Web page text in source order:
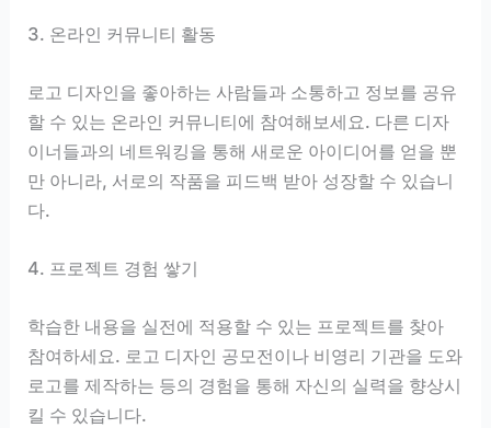
3. 온라인 커뮤니티 활동
로고 디자인을 좋아하는 사람들과 소통하고 정보를 공유
할 수 있는 온라인 커뮤니티에 참여해보세요. 다른 디자
이너들과의 네트워킹을 통해 새로운 아이디어를 얻을 뿐
만 아니라, 서로의 작품을 피드백 받아 성장할 수 있습니
다.
4. 프로젝트 경험 쌓기
학습한 내용을 실전에 적용할 수 있는 프로젝트를 찾아
참여하세요. 로고 디자인 공모전이나 비영리 기관을 도와
로고를 제작하는 등의 경험을 통해 자신의 실력을 향상시
킬 수 있습니다.